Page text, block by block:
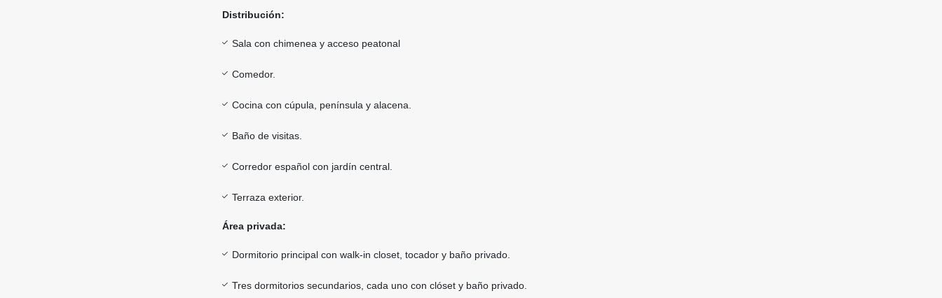
Distribución:
Sala con chimenea y acceso peatonal
Comedor.
Cocina con cúpula, península y alacena.
Baño de visitas.
Corredor español con jardín central.
Terraza exterior.
Área privada:
Dormitorio principal con walk-in closet, tocador y baño privado.
Tres dormitorios secundarios, cada uno con clóset y baño privado.